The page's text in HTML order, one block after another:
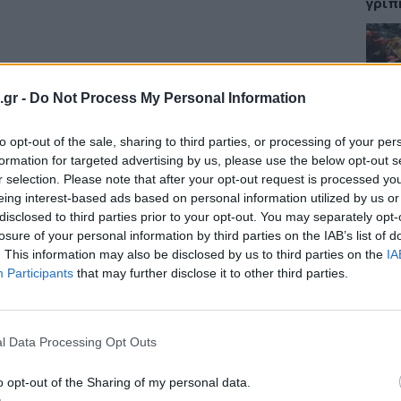
- Do Not Process My Personal Information
opt-out of the sale, sharing to third parties, or processing of your
for targeted advertising by us, please use the below opt-out
selection. Please note that after your opt-out request is processed
interest-based ads based on personal information utilized by us
to third parties prior to your opt-out. You may separately
of your personal information by third parties on the IAB’s list of
This information may also be disclosed by us to third parties on the
Participants that may further disclose it to other third parties.
Data Processing Opt Outs
opt-out of the Sharing of my personal data.
στο Νοσοκομείο Σωτηρία που ο ρόλος
είναι αδιαμφισβήτητος έχουν αντί για
διαθέτει εργαστήριο για εξωτερικούς
ορθοπεδικά και νευροχειρουργικά
θέσεις , που αντιστοιχεί σε ποσοστό
Νοσοκομείο του Εθνικού Συστήματος
υπάρχουν 13 κενές θέσεις
στο 50% των οργανικών
5